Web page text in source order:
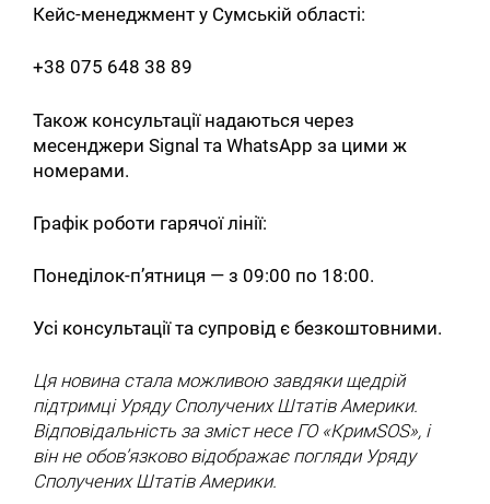
Кейс-менеджмент у Сумській області:
+38 075 648 38 89
Також консультації надаються через
месенджери Signal та WhatsApp за цими ж
номерами.
Графік роботи гарячої лінії:
Понеділок-п’ятниця — з 09:00 по 18:00.
Усі консультації та супровід є безкоштовними.
Ця новина стала можливою завдяки щедрій
підтримці Уряду Сполучених Штатів Америки.
Відповідальність за зміст несе ГО «КримSOS», і
він не обов’язково відображає погляди Уряду
Сполучених Штатів Америки.